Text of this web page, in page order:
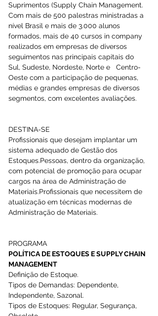
Suprimentos (Supply Chain Management.
Com mais de 500 palestras ministradas a
nível Brasil e mais de 3.000 alunos
formados, mais de 40 cursos in company
realizados em empresas de diversos
seguimentos nas principais capitais do
Sul, Sudeste, Nordeste, Norte e   Centro-
Oeste com a participação de pequenas,
médias e grandes empresas de diversos
segmentos, com excelentes avaliações.
DESTINA-SE
Profissionais que desejam implantar um
sistema adequado de Gestão dos
Estoques.Pessoas, dentro da organização,
com potencial de promoção para ocupar
cargos na área de Administração de
Materiais.Profissionais que necessitem de
atualização em técnicas modernas de
Administração de Materiais.
PROGRAMA
POLÍTICA DE ESTOQUES E SUPPLY CHAIN
MANAGEMENT
Definição de Estoque.
Tipos de Demandas: Dependente,
Independente, Sazonal.
Tipos de Estoques: Regular, Segurança,